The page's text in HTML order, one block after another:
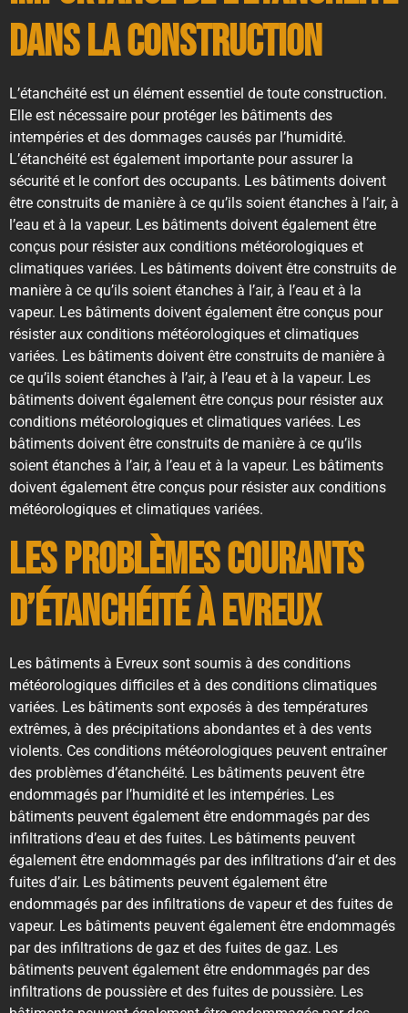
dans la construction
L’étanchéité est un élément essentiel de toute construction.
Elle est nécessaire pour protéger les bâtiments des
intempéries et des dommages causés par l’humidité.
L’étanchéité est également importante pour assurer la
sécurité et le confort des occupants. Les bâtiments doivent
être construits de manière à ce qu’ils soient étanches à l’air, à
l’eau et à la vapeur. Les bâtiments doivent également être
conçus pour résister aux conditions météorologiques et
climatiques variées. Les bâtiments doivent être construits de
manière à ce qu’ils soient étanches à l’air, à l’eau et à la
vapeur. Les bâtiments doivent également être conçus pour
résister aux conditions météorologiques et climatiques
variées. Les bâtiments doivent être construits de manière à
ce qu’ils soient étanches à l’air, à l’eau et à la vapeur. Les
bâtiments doivent également être conçus pour résister aux
conditions météorologiques et climatiques variées. Les
bâtiments doivent être construits de manière à ce qu’ils
soient étanches à l’air, à l’eau et à la vapeur. Les bâtiments
doivent également être conçus pour résister aux conditions
météorologiques et climatiques variées.
Les problèmes courants
d’étanchéité à Evreux
Les bâtiments à Evreux sont soumis à des conditions
météorologiques difficiles et à des conditions climatiques
variées. Les bâtiments sont exposés à des températures
extrêmes, à des précipitations abondantes et à des vents
violents. Ces conditions météorologiques peuvent entraîner
des problèmes d’étanchéité. Les bâtiments peuvent être
endommagés par l’humidité et les intempéries. Les
bâtiments peuvent également être endommagés par des
infiltrations d’eau et des fuites. Les bâtiments peuvent
également être endommagés par des infiltrations d’air et des
fuites d’air. Les bâtiments peuvent également être
endommagés par des infiltrations de vapeur et des fuites de
vapeur. Les bâtiments peuvent également être endommagés
par des infiltrations de gaz et des fuites de gaz. Les
bâtiments peuvent également être endommagés par des
infiltrations de poussière et des fuites de poussière. Les